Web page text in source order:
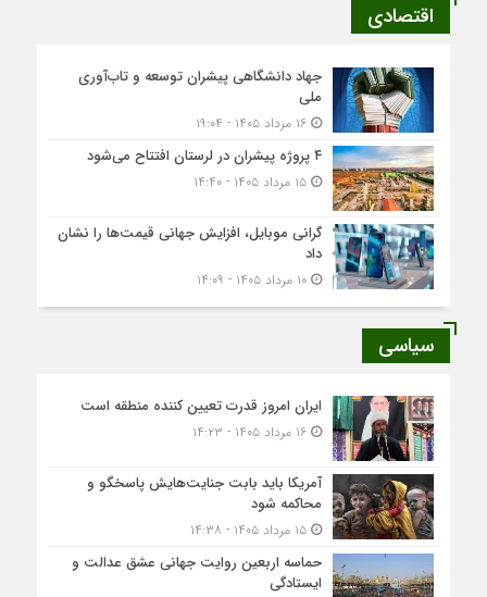
اقتصادی
جهاد دانشگاهی پیشران توسعه و تاب‌آوری
ملی
۱۶ مرداد ۱۴۰۵ - ۱۹:۰۴
۴ پروژه پیشران در لرستان افتتاح می‌شود
۱۵ مرداد ۱۴۰۵ - ۱۴:۴۰
گرانی موبایل، افزایش جهانی قیمت‌ها را نشان
داد
۱۰ مرداد ۱۴۰۵ - ۱۴:۰۹
سیاسی
ایران امروز قدرت تعیین کننده منطقه است
۱۶ مرداد ۱۴۰۵ - ۱۴:۲۳
آمریکا باید بابت جنایت‌هایش پاسخگو و
محاکمه شود
۱۵ مرداد ۱۴۰۵ - ۱۴:۳۸
حماسه اربعین روایت جهانی عشق عدالت و
ایستادگی